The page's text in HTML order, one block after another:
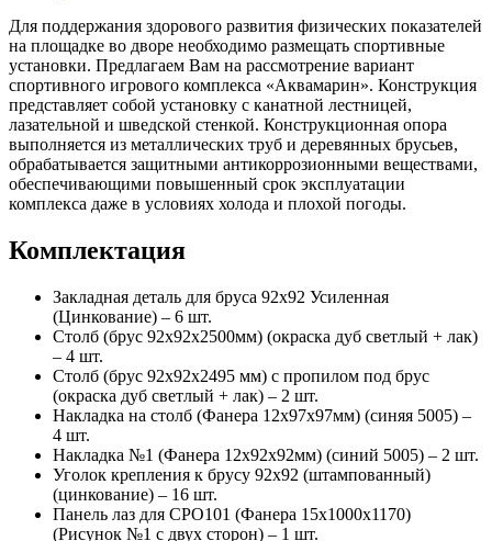
Для поддержания здорового развития физических показателей
на площадке во дворе необходимо размещать спортивные
установки. Предлагаем Вам на рассмотрение вариант
спортивного игрового комплекса «Аквамарин». Конструкция
представляет собой установку с канатной лестницей,
лазательной и шведской стенкой. Конструкционная опора
выполняется из металлических труб и деревянных брусьев,
обрабатывается защитными антикоррозионными веществами,
обеспечивающими повышенный срок эксплуатации
комплекса даже в условиях холода и плохой погоды.
Комплектация
Закладная деталь для бруса 92х92 Усиленная
(Цинкование) – 6 шт.
Столб (брус 92х92х2500мм) (окраска дуб светлый + лак)
– 4 шт.
Столб (брус 92х92х2495 мм) с пропилом под брус
(окраска дуб светлый + лак) – 2 шт.
Накладка на столб (Фанера 12х97х97мм) (синяя 5005) –
4 шт.
Накладка №1 (Фанера 12х92х92мм) (синий 5005) – 2 шт.
Уголок крепления к брусу 92х92 (штампованный)
(цинкование) – 16 шт.
Панель лаз для СРО101 (Фанера 15х1000х1170)
(Рисунок №1 с двух сторон) – 1 шт.